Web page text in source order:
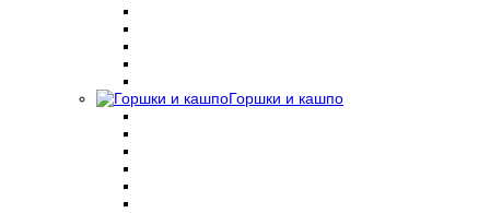
Горшки и кашпо